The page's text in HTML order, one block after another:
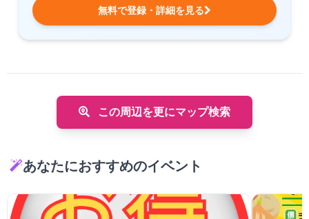
無料で登録・詳細を見る
この周辺を更にマップ検索
あなたにおすすめのイベント